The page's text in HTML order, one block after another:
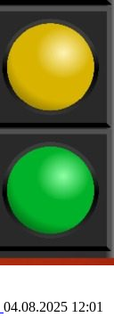
04.08.2025 12:01